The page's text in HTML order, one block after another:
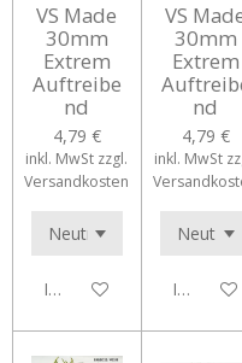
VS Made
30mm
Extrem
Auftreibe
nd
4,79 €
inkl. MwSt zzgl.
Versandkosten
In den Warenkorb
VS
30mm
Extrem
nd
4,79 €
inkl. MwSt
In den